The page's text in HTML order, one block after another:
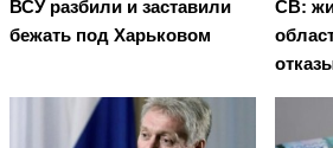
ВСУ разбили и заставили
бежать под Харьковом
СВ: